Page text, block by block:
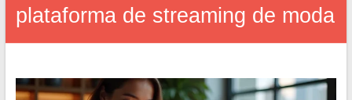
plataforma de streaming de moda